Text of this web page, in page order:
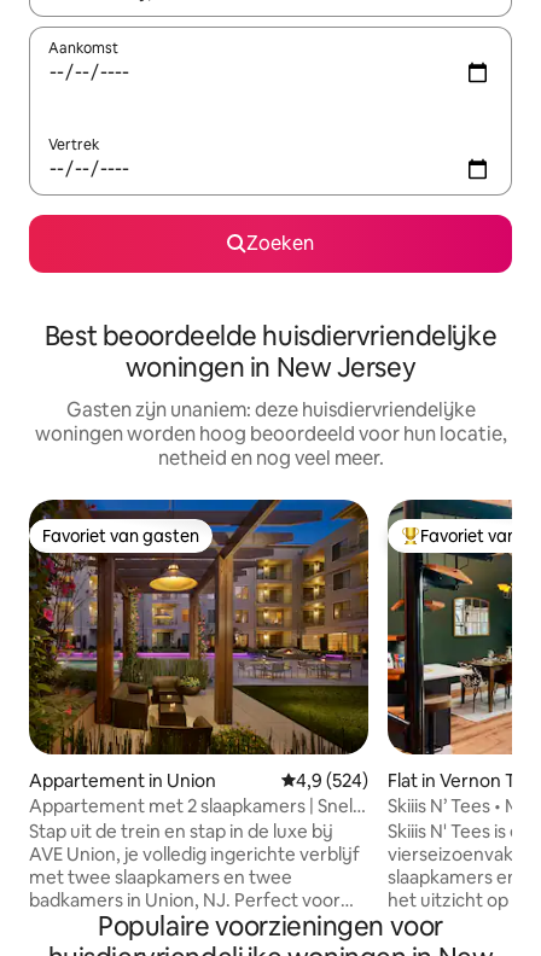
Aankomst
Vertrek
Zoeken
Best beoordeelde huisdiervriendelijke
woningen in New Jersey
Gasten zijn unaniem: deze huisdiervriendelijke
woningen worden hoog beoordeeld voor hun locatie,
netheid en nog veel meer.
Favoriet van gasten
Favoriet van gasten
Appartement in Union Gemiddelde beoordeling van
4,9 (524)
Appartement met 2 slaapkamers | Snelle
toegang tot NYC
Stap uit de trein en stap in de luxe bij
AVE Union, je volledig ingerichte verblijf
met twee slaapkamers en twee
badkamers in Union, NJ. Perfect voor
groepen en gezinnen die op zoek zijn
naar comfort en ruimte, met het gemak
Topfavoriet van
Favoriet van
Flat in Vernon
Skiiis N’ Tees •
Friendly
Skiiis N' Tees is
slaapkamers en
het uitzicht op de
lucht wonderen
ligt op slechts
Populaire voorzieningen voor